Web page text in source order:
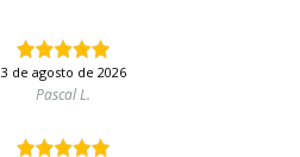
3 de agosto de 2026
Pascal L.